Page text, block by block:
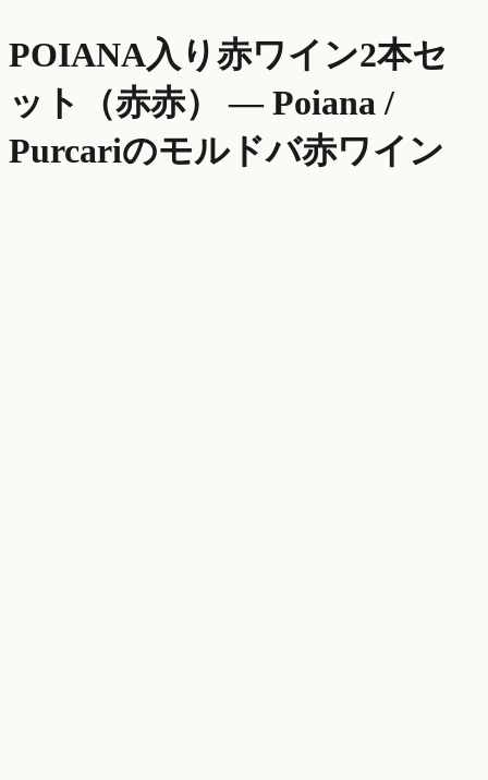
POIANA入り赤ワイン2本セ
ット（赤赤）
—Poiana /
Purcariのモルドバ赤ワイン